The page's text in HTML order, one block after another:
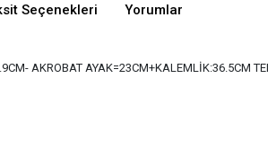
Seçenekleri Yorumlar
AKROBAT AYAK=23CM+KALEMLİK:36.5CM